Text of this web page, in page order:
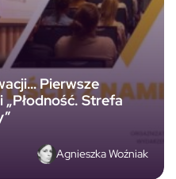
Pierwsze
Strefa
Agnieszka Woźniak